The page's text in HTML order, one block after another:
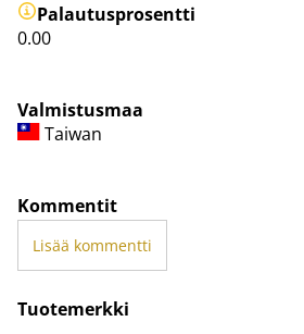
Palautusprosentti
0.00
Valmistusmaa
Taiwan
Kommentit
Lisää kommentti
Tuotemerkki